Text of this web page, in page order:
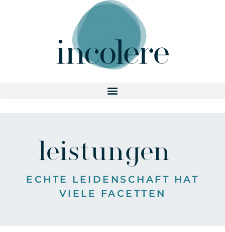
leistungen
ECHTE LEIDENSCHAFT HAT
VIELE FACETTEN